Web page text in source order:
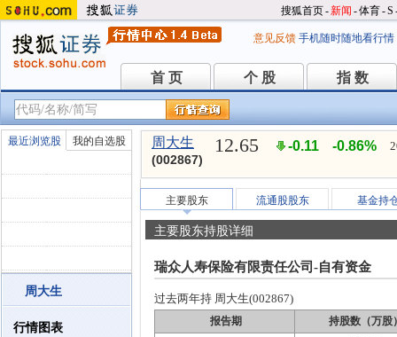
搜狐首页-新闻 -体育-S
意见反馈 手机随时随地看行情
首 页
首 页 个 股
个 股 指 数
指 数
最近浏览股 我的自选股
周大生
行情图表
周大生
(002867)
12.65 -0.11 -0.86%
主要股东 流通股股东 基金持
主要股东持股详细
瑞众人寿保险有限责任公司-自有资金
过去两年持 周大生(002867)
报告期
持股数（万股